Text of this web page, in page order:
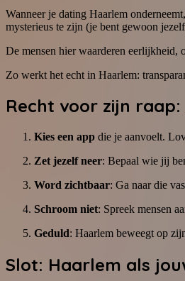
Wanneer je dating Haarlem
mysterieus te zijn (je bent gewoon
De mensen hier waarderen
Zo werkt het echt in Haarlem:
Recht voor zijn
Kies een app die je aanvoelt.
Zet jezelf neer: Bepaal wie jij
Word zichtbaar: Ga naar die
Schroom niet: Spreek mensen
Geduld: Haarlem beweegt op
Slot: Haarlem als